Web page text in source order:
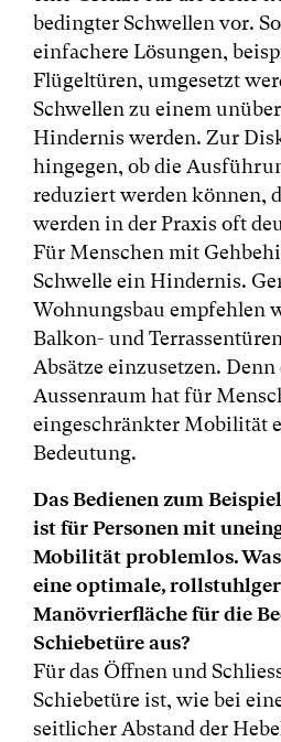
bedingter Schwellen vor.
einfachere Lösungen,
Flügeltüren, umgesetzt
Schwellen zu einem
Hindernis werden. Zur
hingegen, ob die
reduziert werden können,
werden in der Praxis oft
Für Menschen mit
Schwelle ein Hindernis.
Wohnungsbau empfehlen
Balkon- und
Absätze einzusetzen.
Aussenraum hat für
eingeschränkter Mobilität
Bedeutung.
Das Bedienen zum
ist für Personen mit
Mobilität problemlos.
eine optimale,
Manövrierfläche für die
Schiebetüre aus?
Für das Öffnen und
Schiebetüre ist, wie bei
seitlicher Abstand der